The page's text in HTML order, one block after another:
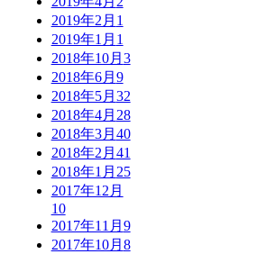
2019年2月 1
2019年1月 1
2018年10月 3
2018年6月 9
2018年5月 32
2018年4月 28
2018年3月 40
2018年2月 41
2018年1月 25
2017年12月
10
2017年11月 9
2017年10月 8